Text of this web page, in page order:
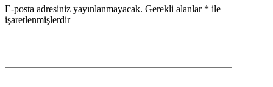
E-posta adresiniz yayınlanmayacak. Gerekli alanlar * ile
işaretlenmişlerdir